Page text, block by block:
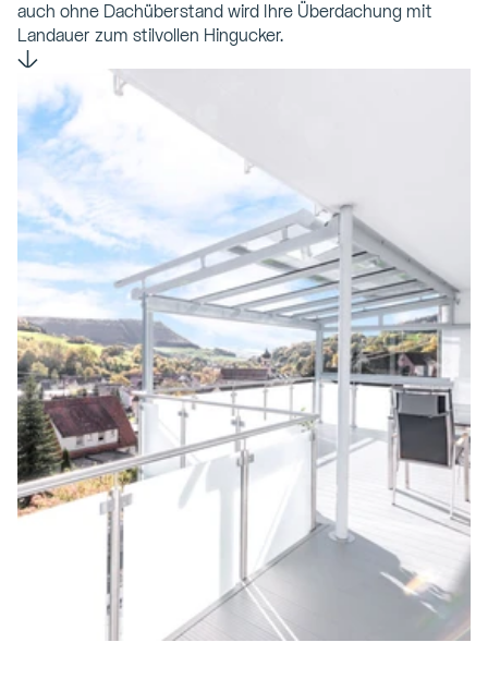
auch ohne Dachüberstand wird Ihre Überdachung mit
Landauer zum stilvollen Hingucker.